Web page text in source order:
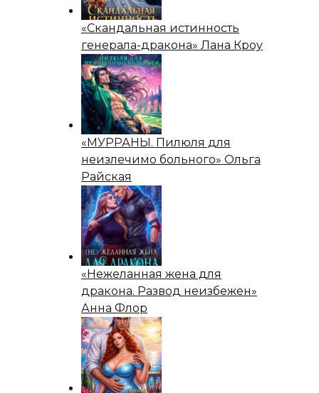
«Скандальная истинность
генерала-дракона» Лана Кроу
«МУРРАНЫ. Пилюля для
неизлечимо больного» Ольга
Райская
«Нежеланная жена для
дракона. Развод неизбежен»
Анна Флор